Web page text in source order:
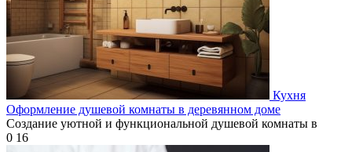
Кухня
Оформление душевой комнаты в деревянном доме
Создание уютной и функциональной душевой комнаты в
0 16